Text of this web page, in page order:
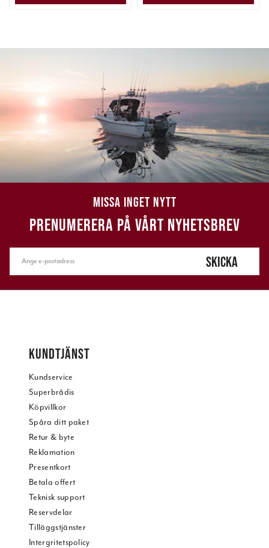
MISSA INGET NYTT
PRENUMERERA PÅ VÅRT NYHETSBREV
SKICKA
KUNDTJÄNST
Kundservice
Superbrådis
Köpvillkor
Spåra ditt paket
Retur & byte
Reklamation
Presentkort
Betala offert
Teknisk support
Reservdelar
Tilläggstjänster
Intergritetspolicy